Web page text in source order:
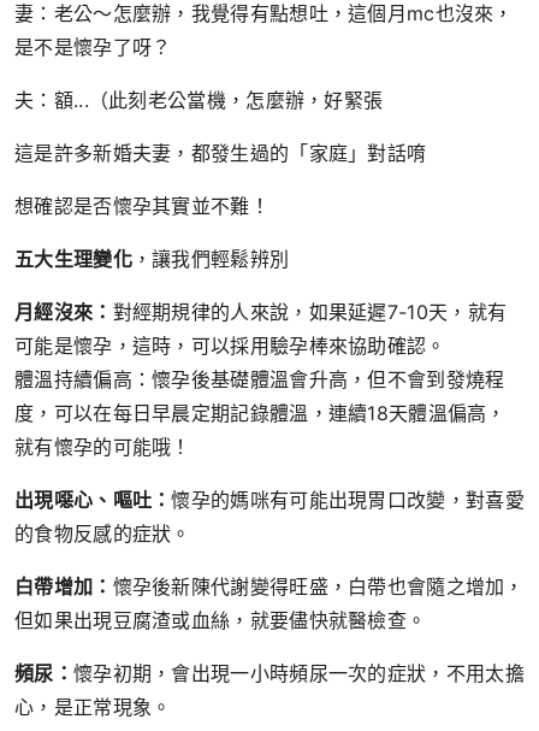
妻：老公～怎麼辦，我覺得有點想吐，這個月mc也沒來，
是不是懷孕了呀？
夫：額...（此刻老公當機，怎麼辦，好緊張
這是許多新婚夫妻，都發生過的「家庭」對話唷
想確認是否懷孕其實並不難！
五大生理變化，讓我們輕鬆辨別
月經沒來： 對經期規律的人來說，如果延遲7-10天，就有
可能是懷孕，這時，可以採用驗孕棒來協助確認。
體溫持續偏高：懷孕後基礎體溫會升高，但不會到發燒程
度，可以在每日早晨定期記錄體溫，連續18天體溫偏高，
就有懷孕的可能哦！
出現噁心、嘔吐：懷孕的媽咪有可能出現胃口改變，對喜愛
的食物反感的症狀。
白帶增加： 懷孕後新陳代謝變得旺盛，白帶也會隨之增加，
但如果出現豆腐渣或血絲，就要儘快就醫檢查。
頻尿： 懷孕初期，會出現一小時頻尿一次的症狀，不用太擔
心，是正常現象。